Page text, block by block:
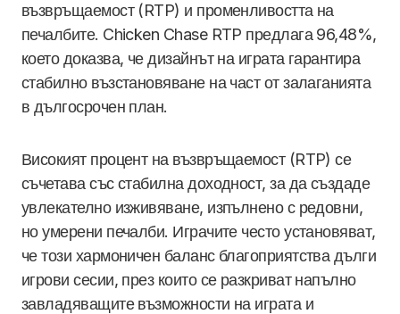
възвръщаемост (RTP) и променливостта на
печалбите. Chicken Chase RTP предлага 96,48%,
което доказва, че дизайнът на играта гарантира
стабилно възстановяване на част от залаганията
в дългосрочен план.
Високият процент на възвръщаемост (RTP) се
съчетава със стабилна доходност, за да създаде
увлекателно изживяване, изпълнено с редовни,
но умерени печалби. Играчите често установяват,
че този хармоничен баланс благоприятства дълги
игрови сесии, през които се разкриват напълно
завладяващите възможности на играта и